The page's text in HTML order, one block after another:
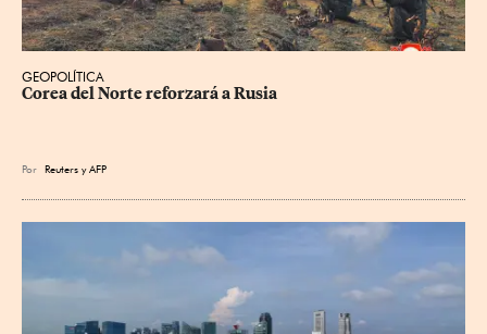
GEOPOLÍTICA
Corea del Norte reforzará a Rusia
Por Reuters yAFP